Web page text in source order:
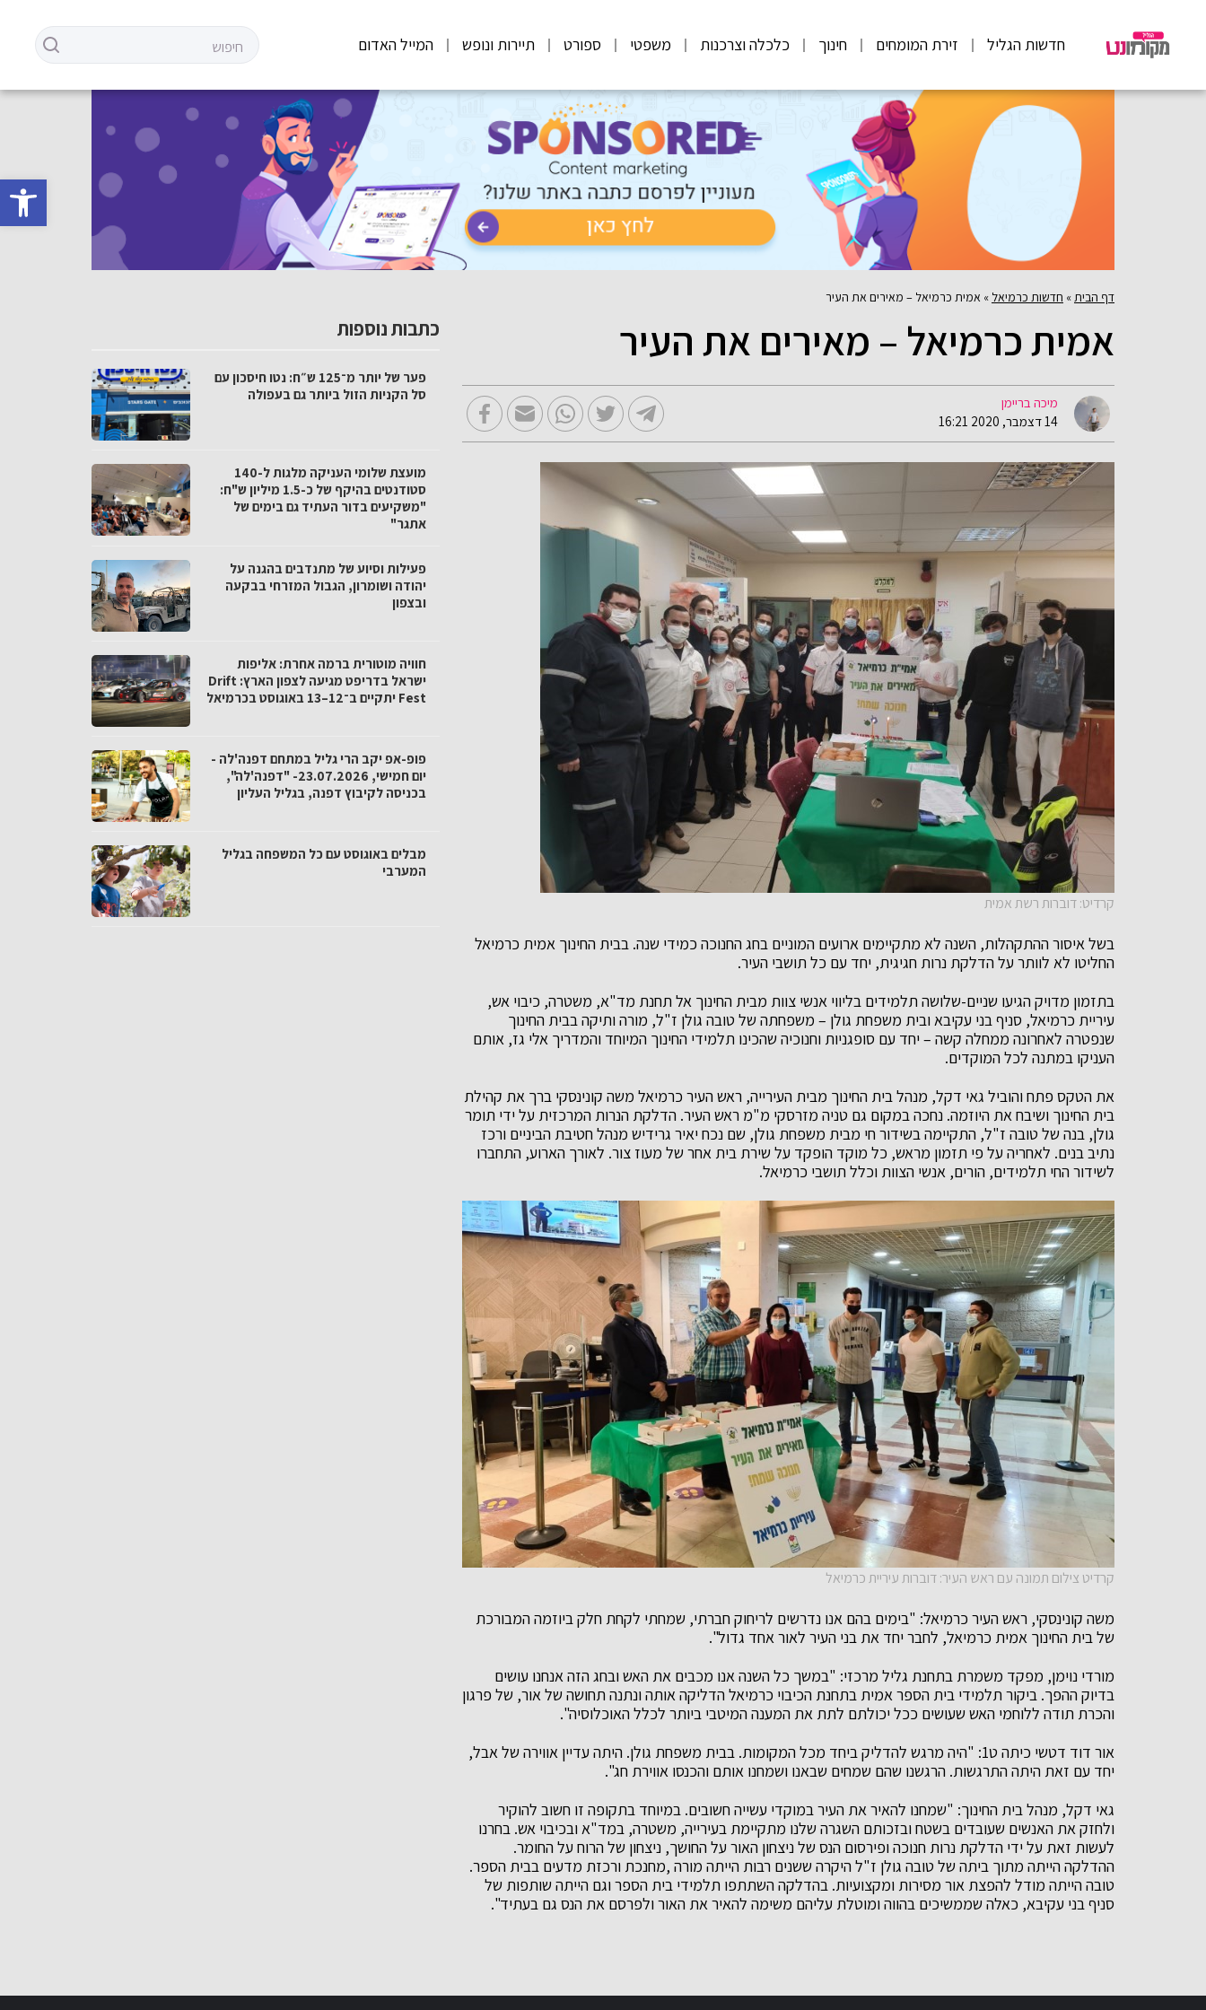
פתח
חדשות הגליל זירת המומחים חינוך כלכלה וצרכנות משפטי ספורט תיירות ונופש המייל האדום
דף הבית » חדשות כרמיאל » אמית כרמיאל – מאירים את העיר
אמית כרמיאל – מאירים את העיר
מיכה בריימן
14 דצמבר, 2020 16:21
קרדיט: דוברות רשת אמית
בשל איסור ההתקהלות, השנה לא מתקיימים ארועים המוניים בחג החנוכה כמידי שנה. בבית החינוך אמית כרמיאל
החליטו לא לוותר על הדלקת נרות חגיגית, יחד עם כל תושבי העיר.
בתזמון מדויק הגיעו שניים-שלושה תלמידים בליווי אנשי צוות מבית החינוך אל תחנת מד"א, משטרה, כיבוי אש,
עיריית כרמיאל, סניף בני עקיבא ובית משפחת גולן – משפחתה של טובה גולן ז"ל, מורה ותיקה בבית החינוך
שנפטרה לאחרונה ממחלה קשה – יחד עם סופגניות וחנוכיה שהכינו תלמידי החינוך המיוחד והמדריך אלי גז, אותם
העניקו במתנה לכל המוקדים.
את הטקס פתח והוביל גאי דקל, מנהל בית החינוך מבית העירייה, ראש העיר כרמיאל משה קונינסקי ברך את קהילת
בית החינוך ושיבח את היוזמה. נחכה במקום גם טניה מזרסקי מ"מ ראש העיר. הדלקת הנרות המרכזית על ידי תומר
גולן, בנה של טובה ז"ל, התקיימה בשידור חי מבית משפחת גולן, שם נכח יאיר גרידיש מנהל חטיבת הביניים ורכז
נתיב בנים. לאחריה על פי תזמון מראש, כל מוקד הופקד על שירת בית אחר של מעוז צור. לאורך הארוע, התחברו
לשידור החי תלמידים, הורים, אנשי הצוות וכלל תושבי כרמיאל.
קרדיט צילום תמונה עם ראש העיר: דוברות עיריית כרמיאל
משה קונינסקי, ראש העיר כרמיאל: "בימים בהם אנו נדרשים לריחוק חברתי, שמחתי לקחת חלק ביוזמה המבורכת
של בית החינוך אמית כרמיאל, לחבר יחד את בני העיר לאור אחד גדול".
מורדי נוימן, מפקד משמרת בתחנת גליל מרכזי: "במשך כל השנה אנו מכבים את האש ובחג הזה אנחנו עושים
בדיוק ההפך. ביקור תלמידי בית הספר אמית בתחנת הכיבוי כרמיאל הדליקה אותה ונתנה תחושה של אור, של פרגון
והכרת תודה ללוחמי האש שעושים ככל יכולתם לתת את המענה המיטבי ביותר לכלל האוכלוסיה".
אור דוד דטשי כיתה ט1: "היה מרגש להדליק ביחד מכל המקומות. בבית משפחת גולן. היתה עדיין אווירה של אבל,
יחד עם זאת היתה התרגשות. הרגשנו שהם שמחים שבאנו ושמחנו אותם והכנסו אווירת חג".
גאי דקל, מנהל בית החינוך: "שמחנו להאיר את העיר במוקדי עשייה חשובים. במיוחד בתקופה זו חשוב להוקיר
ולחזק את האנשים שעובדים בשטח ובזכותם השגרה שלנו מתקיימת בעירייה, משטרה, במד"א ובכיבוי אש. בחרנו
לעשות זאת על ידי הדלקת נרות חנוכה ופירסום הנס של ניצחון האור על החושך, ניצחון של הרוח על החומר.
ההדלקה הייתה מתוך ביתה של טובה גולן ז"ל היקרה ששנים רבות הייתה מורה ,מחנכת ורכזת מדעים בבית הספר.
טובה הייתה מודל להפצת אור מסירות ומקצועיות. בהדלקה השתתפו תלמידי בית הספר וגם הייתה שותפות של
סניף בני עקיבא, כאלה שממשיכים בהווה ומוטלת עליהם משימה להאיר את האור ולפרסם את הנס גם בעתיד".
כתבות נוספות
פער של יותר מ־125 ש״ח: נטו חיסכון עם
סל הקניות הזול ביותר גם בעפולה
מועצת שלומי העניקה מלגות ל-140
סטודנטים בהיקף של כ-1.5 מיליון ש"ח:
"משקיעים בדור העתיד גם בימים של
אתגר"
פעילות וסיוע של מתנדבים בהגנה על
יהודה ושומרון, הגבול המזרחי בבקעה
ובצפון
חוויה מוטורית ברמה אחרת: אליפות
ישראל בדריפט מגיעה לצפון הארץ: Drift
Fest יתקיים ב־12–13 באוגוסט בכרמיאל
פופ-אפ יקב הרי גליל במתחם דפנה'לה -
יום חמישי, 23.07.2026- "דפנה'לה",
בכניסה לקיבוץ דפנה, בגליל העליון
מבלים באוגוסט עם כל המשפחה בגליל
המערבי